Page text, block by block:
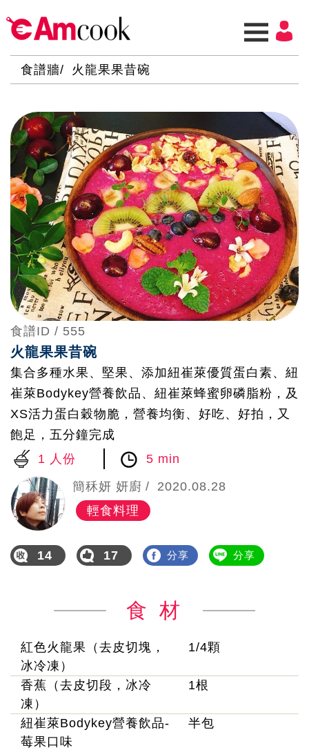
食譜牆 火龍果果昔碗
食譜ID / 555
火龍果果昔碗
集合多種水果、堅果、添加紐崔萊優質蛋白素、紐
崔萊Bodykey營養飲品、紐崔萊蜂蜜卵磷脂粉，及
XS活力蛋白穀物脆，營養均衡、好吃、好拍，又
飽足，五分鐘完成
1 人份
5 min
簡秝妍 妍廚
2020.08.28
輕食料理
14 17 分享 分享
食 材
紅色火龍果（去皮切塊，
冰冷凍）
1/4顆
香蕉（去皮切段，冰冷
凍）
1根
紐崔萊Bodykey營養飲品-
莓果口味
半包